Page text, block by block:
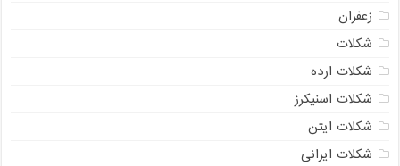
زعفران
شکلات
شکلات ارده
شکلات اسنیکرز
شکلات ایتن
شکلات ایرانی